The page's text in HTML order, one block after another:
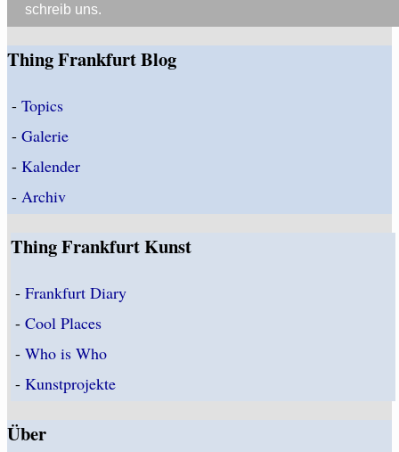
schreib uns.
Thing Frankfurt Blog
- Topics
- Galerie
- Kalender
- Archiv
Thing Frankfurt Kunst
-Frankfurt Diary
-Cool Places
-Who is Who
-Kunstprojekte
Über